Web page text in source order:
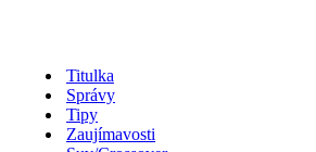
Titulka
Správy
Tipy
Zaujímavosti